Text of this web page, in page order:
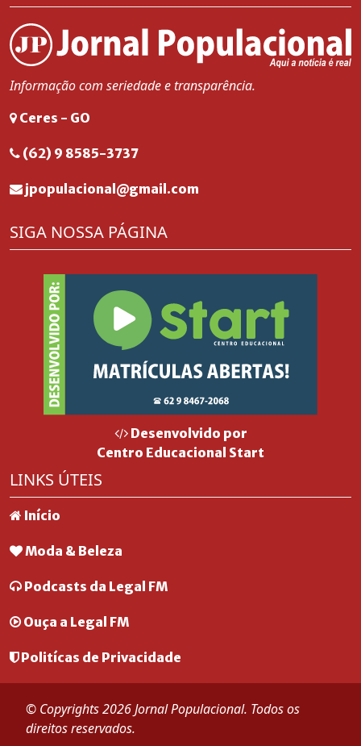
Informação com seriedade e transparência.
Ceres - GO
(62) 9 8585-3737
jpopulacional@gmail.com
SIGA NOSSA PÁGINA
Desenvolvido por
Centro Educacional Start
LINKS ÚTEIS
Início
Moda & Beleza
Podcasts da Legal FM
Ouça a Legal FM
Politícas de Privacidade
© Copyrights 2026 Jornal Populacional. Todos os
direitos reservados.